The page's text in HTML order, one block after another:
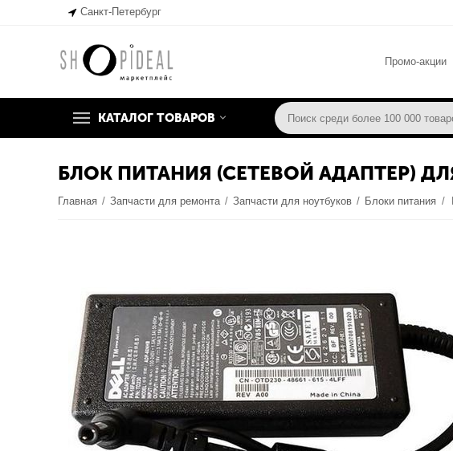
Санкт-Петербург
Промо-акции
КАТАЛОГ ТОВАРОВ
БЛОК ПИТАНИЯ (СЕТЕВОЙ АДАПТЕР) ДЛЯ
Главная / Запчасти для ремонта / Запчасти для ноутбуков / Блоки питания /